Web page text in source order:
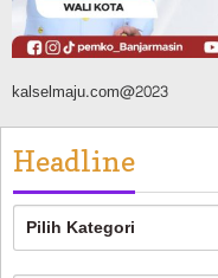
kalselmaju.com@2023
Headline
Headline